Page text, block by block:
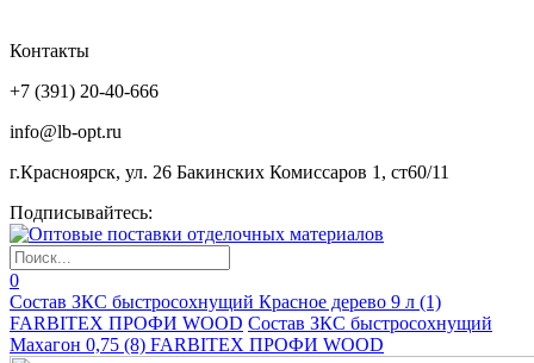
Контакты
+7 (391) 20-40-666
info@lb-opt.ru
г.Красноярск, ул. 26 Бакинских Комиссаров 1, ст60/11
Подписывайтесь:
0
Состав ЗКС быстросохнущий Красное дерево 9 л (1)
FARBITEX ПРОФИ WOOD Состав ЗКС быстросохнущий
Махагон 0,75 (8) FARBITEX ПРОФИ WOOD